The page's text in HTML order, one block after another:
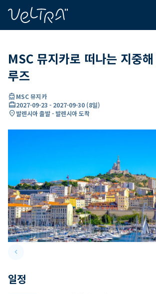
MSC 뮤지카로 떠나는 지중
루즈
directions_boatMSC 뮤지카
card_travel2027-09-23 - 2027-09-30 (8일)
location_on발렌시아 출발 - 발렌시아 도착
keyboard_arrow_leftPrevious slide
일정